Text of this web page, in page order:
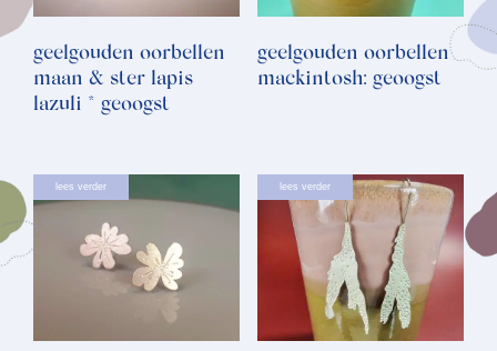
geelgouden oorbellen
maan & ster lapis
lazuli * geoogst
geelgouden oorbellen
mackintosh: geoogst
lees verder lees verder